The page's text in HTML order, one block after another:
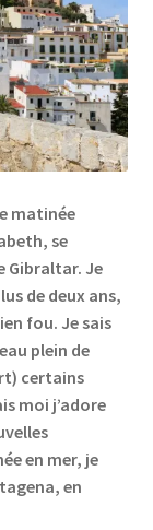
matinée
se
Je
de deux ans,
fou. Je sais
plein de
certains
moi j’adore
en mer, je
en